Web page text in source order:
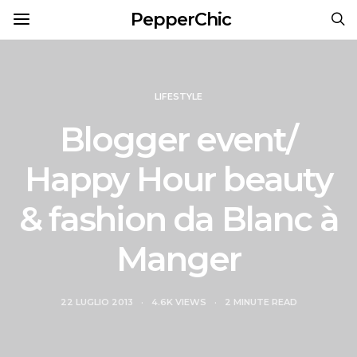
PepperChic
LIFESTYLE
Blogger event/
Happy Hour beauty
& fashion da Blanc à
Manger
22 LUGLIO 2013 4.6K VIEWS 2 MINUTE READ